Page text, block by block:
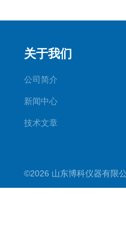
关于我们
公司简介
新闻中心
技术文章
©2026 山东博科仪器有限